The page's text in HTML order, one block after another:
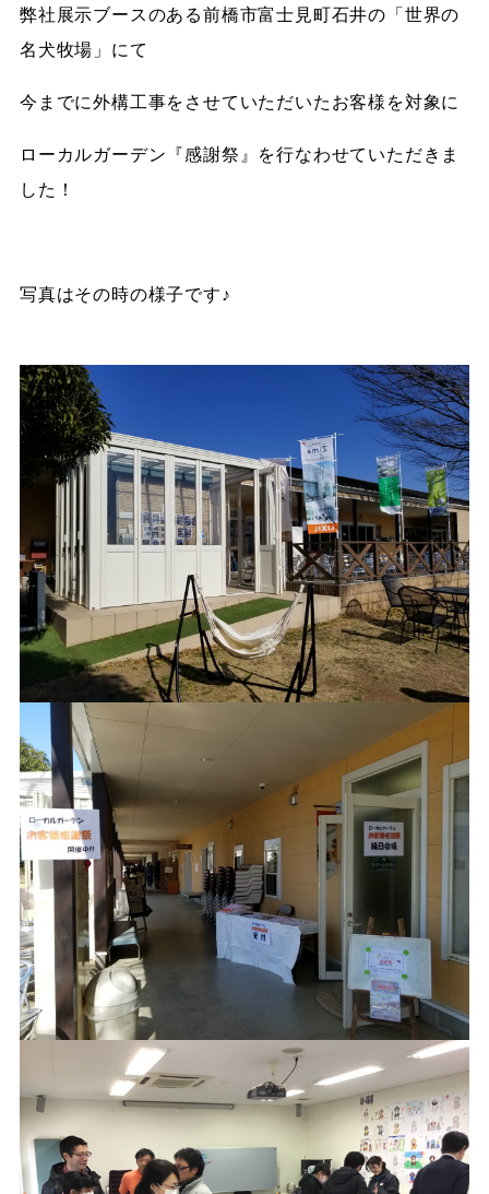
弊社展示ブースのある前橋市富士見町石井の「世界の
名犬牧場」にて
今までに外構工事をさせていただいたお客様を対象に
ローカルガーデン『感謝祭』を行なわせていただきま
した！
写真はその時の様子です♪